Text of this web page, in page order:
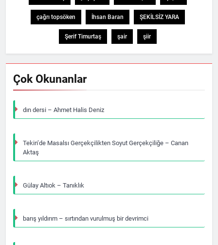
çağrı topsöken İhsan Baran ŞEKİLSİZ YARA
Şerif Timurtaş şair şiir
Çok Okunanlar
dın dersi – Ahmet Halis Deniz
Tekin’de Masalsı Gerçekçilikten Soyut Gerçekçiliğe – Canan
Aktaş
Gülay Altıok – Tanıklık
barış yıldırım – sırtından vurulmuş bir devrimci